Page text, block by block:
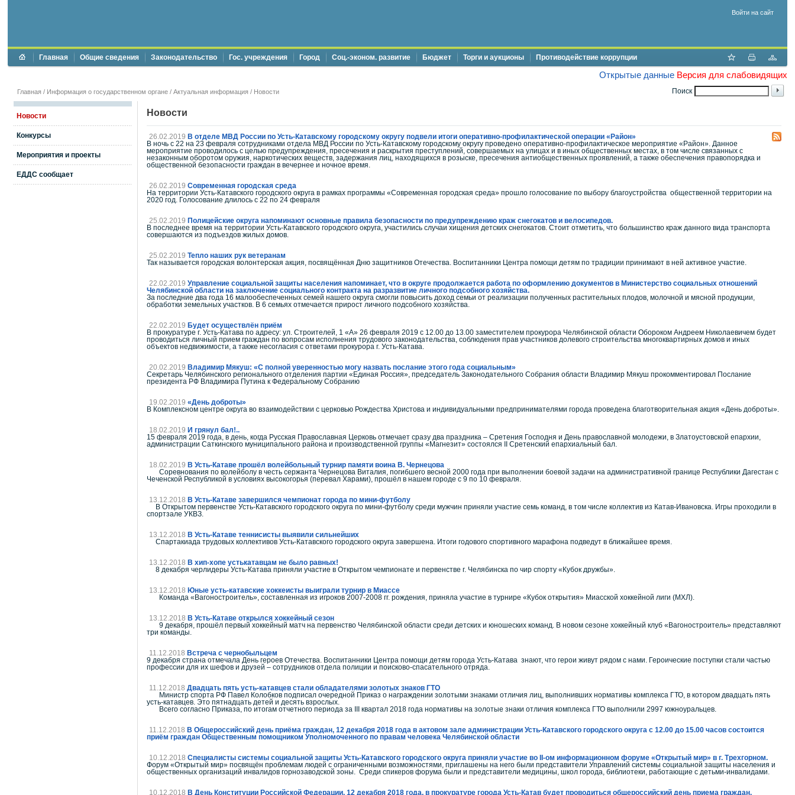
Войти на сайт
Главная Общие сведения Законодательство Гос. учреждения Город Соц.-эконом. развитие Бюджет Торги и аукционы Противодействие коррупции
Открытые данные Версия для слабовидящих
Поиск
Главная / Информация о государственном органе / Актуальная информация / Новости
Новости
Конкурсы
Мероприятия и проекты
ЕДДС сообщает
Новости
26.02.2019 В отделе МВД России по Усть-Катавскому городскому округу подвели итоги оперативно-профилактической операции «Район»
В ночь с 22 на 23 февраля сотрудниками отдела МВД России по Усть-Катавскому городскому округу проведено оперативно-профилактическое мероприятие «Район». Данное
мероприятие проводилось с целью предупреждения, пресечения и раскрытия преступлений, совершаемых на улицах и в иных общественных местах, в том числе связанных с
незаконным оборотом оружия, наркотических веществ, задержания лиц, находящихся в розыске, пресечения антиобщественных проявлений, а также обеспечения правопорядка и
общественной безопасности граждан в вечернее и ночное время.
26.02.2019 Современная городская среда
На территории Усть-Катавского городского округа в рамках программы «Современная городская среда» прошло голосование по выбору благоустройства общественной территории на
2020 год. Голосование длилось с 22 по 24 февраля
25.02.2019 Полицейские округа напоминают основные правила безопасности по предупреждению краж снегокатов и велосипедов.
В последнее время на территории Усть-Катавского городского округа, участились случаи хищения детских снегокатов. Стоит отметить, что большинство краж данного вида транспорта
совершаются из подъездов жилых домов.
25.02.2019 Тепло наших рук ветеранам
Так называется городская волонтерская акция, посвящённая Дню защитников Отечества. Воспитанники Центра помощи детям по традиции принимают в ней активное участие.
22.02.2019 Управление социальной защиты населения напоминает, что в округе продолжается работа по оформлению документов в Министерство социальных отношений
Челябинской области на заключение социального контракта на разразвитие личного подсобного хозяйства.
За последние два года 16 малообеспеченных семей нашего округа смогли повысить доход семьи от реализации полученных растительных плодов, молочной и мясной продукции,
обработки земельных участков. В 6 семьях отмечается прирост личного подсобного хозяйства.
22.02.2019 Будет осуществлён приём
В прокуратуре г. Усть-Катава по адресу: ул. Строителей, 1 «А» 26 февраля 2019 с 12.00 до 13.00 заместителем прокурора Челябинской области Обороком Андреем Николаевичем будет
проводиться личный прием граждан по вопросам исполнения трудового законодательства, соблюдения прав участников долевого строительства многоквартирных домов и иных
объектов недвижимости, а также несогласия с ответами прокурора г. Усть-Катава.
20.02.2019 Владимир Мякуш: «С полной уверенностью могу назвать послание этого года социальным»
Секретарь Челябинского регионального отделения партии «Единая Россия», председатель Законодательного Собрания области Владимир Мякуш прокомментировал Послание
президента РФ Владимира Путина к Федеральному Собранию
19.02.2019 «День доброты»
В Комплексном центре округа во взаимодействии с церковью Рождества Христова и индивидуальными предпринимателями города проведена благотворительная акция «День доброты».
18.02.2019 И грянул бал!..
15 февраля 2019 года, в день, когда Русская Православная Церковь отмечает сразу два праздника – Сретения Господня и День православной молодежи, в Златоустовской епархии,
администрации Саткинского муниципального района и производственной группы «Магнезит» состоялся II Сретенский епархиальный бал.
18.02.2019 В Усть-Катаве прошёл волейбольный турнир памяти воина В. Чернецова
Соревнования по волейболу в честь сержанта Чернецова Виталия, погибшего весной 2000 года при выполнении боевой задачи на административной границе Республики Дагестан с
Чеченской Республикой в условиях высокогорья (перевал Харами), прошёл в нашем городе с 9 по 10 февраля.
13.12.2018 В Усть-Катаве завершился чемпионат города по мини-футболу
В Открытом первенстве Усть-Катавского городского округа по мини-футболу среди мужчин приняли участие семь команд, в том числе коллектив из Катав-Ивановска. Игры проходили в
спортзале УКВЗ.
13.12.2018 В Усть-Катаве теннисисты выявили сильнейших
Спартакиада трудовых коллективов Усть-Катавского городского округа завершена. Итоги годового спортивного марафона подведут в ближайшее время.
13.12.2018 В хип-хопе устькатавцам не было равных!
8 декабря черлидеры Усть-Катава приняли участие в Открытом чемпионате и первенстве г. Челябинска по чир спорту «Кубок дружбы».
13.12.2018 Юные усть-катавские хоккеисты выиграли турнир в Миассе
Команда «Вагоностроитель», составленная из игроков 2007-2008 гг. рождения, приняла участие в турнире «Кубок открытия» Миасской хоккейной лиги (МХЛ).
13.12.2018 В Усть-Катаве открылся хоккейный сезон
9 декабря, прошёл первый хоккейный матч на первенство Челябинской области среди детских и юношеских команд. В новом сезоне хоккейный клуб «Вагоностроитель» представляют
три команды.
11.12.2018 Встреча с чернобыльцем
9 декабря страна отмечала День героев Отечества. Воспитанники Центра помощи детям города Усть-Катава знают, что герои живут рядом с нами. Героические поступки стали частью
профессии для их шефов и друзей – сотрудников отдела полиции и поисково-спасательного отряда.
11.12.2018 Двадцать пять усть-катавцев стали обладателями золотых знаков ГТО
Министр спорта РФ Павел Колобков подписал очередной Приказ о награждении золотыми знаками отличия лиц, выполнивших нормативы комплекса ГТО, в котором двадцать пять
усть-катавцев. Это пятнадцать детей и десять взрослых.
Всего согласно Приказа, по итогам отчетного периода за III квартал 2018 года нормативы на золотые знаки отличия комплекса ГТО выполнили 2997 южноуральцев.
11.12.2018 В Общероссийский день приёма граждан, 12 декабря 2018 года в актовом зале администрации Усть-Катавского городского округа с 12.00 до 15.00 часов состоится
приём граждан Общественным помощником Уполномоченного по правам человека Челябинской области
10.12.2018 Специалисты системы социальной защиты Усть-Катавского городского округа приняли участие во II-ом информационном форуме «Открытый мир» в г. Трехгорном.
Форум «Открытый мир» посвящён проблемам людей с ограниченными возможностями, приглашены на него были представители Управлений системы социальной защиты населения и
общественных организаций инвалидов горнозаводской зоны. Среди спикеров форума были и представители медицины, школ города, библиотеки, работающие с детьми-инвалидами.
10.12.2018 В День Конституции Российской Федерации, 12 декабря 2018 года, в прокуратуре города Усть-Катав будет проводиться общероссийский день приема граждан.